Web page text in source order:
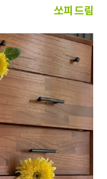
쏘피 드림